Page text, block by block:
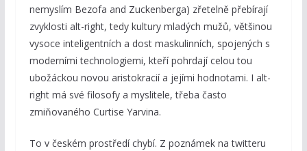
nemyslím Bezofa and Zuckenberga) zřetelně přebírají
zvyklosti alt-right, tedy kultury mladých mužů, většinou
vysoce inteligentních a dost maskulinních, spojených s
moderními technologiemi, kteří pohrdají celou tou
ubožáckou novou aristokracií a jejími hodnotami. I alt-
right má své filosofy a myslitele, třeba často
zmiňovaného Curtise Yarvina.
To v českém prostředí chybí. Z poznámek na twitteru